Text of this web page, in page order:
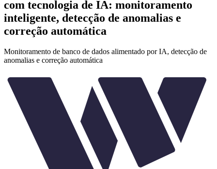
com tecnologia de IA: monitoramento
inteligente, detecção de anomalias e
correção automática
Monitoramento de banco de dados alimentado por IA, detecção de
anomalias e correção automática